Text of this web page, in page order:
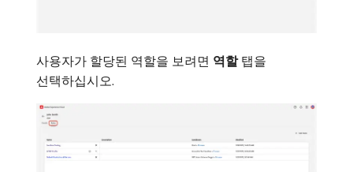
사용자가 할당된 역할을 보려면 역할탭을
선택하십시오.